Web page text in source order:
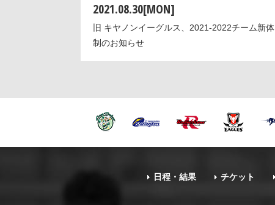
2021.08.30[MON]
旧 キヤノンイーグルス、2021-2022チーム新体
制のお知らせ
日程・結果 チケット